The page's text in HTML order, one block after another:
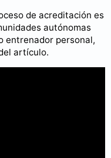
de acreditación es
autónomas
entrenador personal,
artículo.